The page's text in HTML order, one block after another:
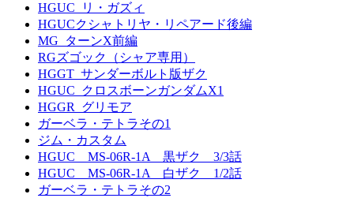
HGUC_リ・ガズィ
HGUCクシャトリヤ・リペアード後編
MG_ターンX前編
RGズゴック（シャア専用）
HGGT_サンダーボルト版ザク
HGUC_クロスボーンガンダムX1
HGGR_グリモア
ガーベラ・テトラその1
ジム・カスタム
HGUC MS-06R-1A 黒ザク 3/3話
HGUC MS-06R-1A 白ザク 1/2話
ガーベラ・テトラその2